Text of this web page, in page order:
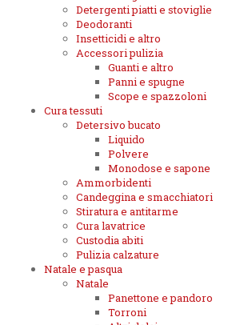
Detergenti piatti e stoviglie
Deodoranti
Insetticidi e altro
Accessori pulizia
Guanti e altro
Panni e spugne
Scope e spazzoloni
Cura tessuti
Detersivo bucato
Liquido
Polvere
Monodose e sapone
Ammorbidenti
Candeggina e smacchiatori
Stiratura e antitarme
Cura lavatrice
Custodia abiti
Pulizia calzature
Natale e pasqua
Natale
Panettone e pandoro
Torroni